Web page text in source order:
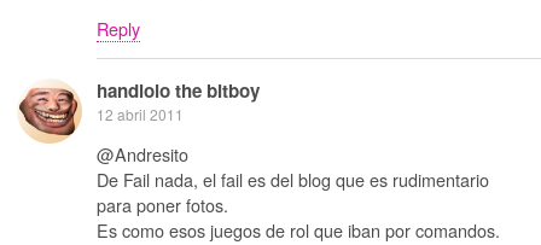
Reply
handlolo the bitboy
12 abril 2011
@Andresito
De Fail nada, el fail es del blog que es rudimentario
para poner fotos.
Es como esos juegos de rol que iban por comandos.